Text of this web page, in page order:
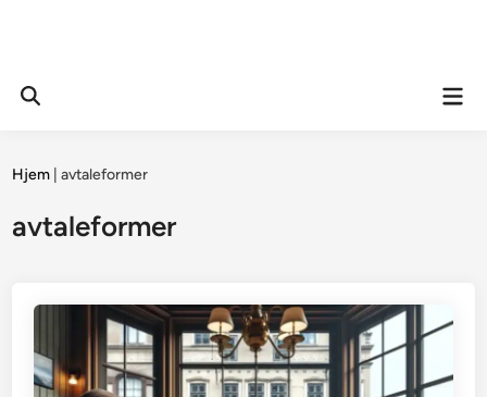
Open
Hjem |avtaleformer
avtaleformer